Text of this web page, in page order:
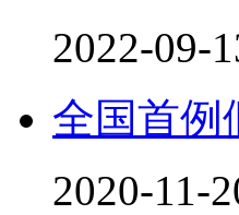
2022-09-
全国首例
2020-11-